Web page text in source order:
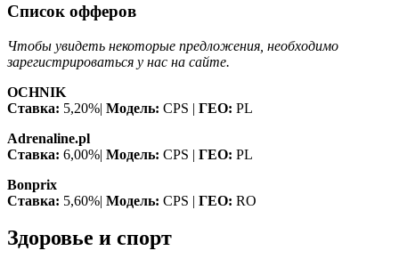
Список офферов
Чтобы увидеть некоторые предложения, необходимо
зарегистрироваться у нас на сайте.
OCHNIK
Ставка: 5,20%| Модель: CPS | ГЕО: PL
Adrenaline.pl
Ставка: 6,00%| Модель: CPS | ГЕО: PL
Bonprix
Ставка: 5,60%| Модель: CPS | ГЕО: RO
Здоровье и спорт